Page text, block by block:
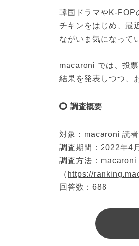
韓国ドラマやK-POP
チキンをはじめ、最
ながいま気になって
macaroni では、投
結果を発表しつつ、
調査概要
対象：macaroni 読者
調査期間：2022年4
調査方法：macaroni
（ https://
回答数：688